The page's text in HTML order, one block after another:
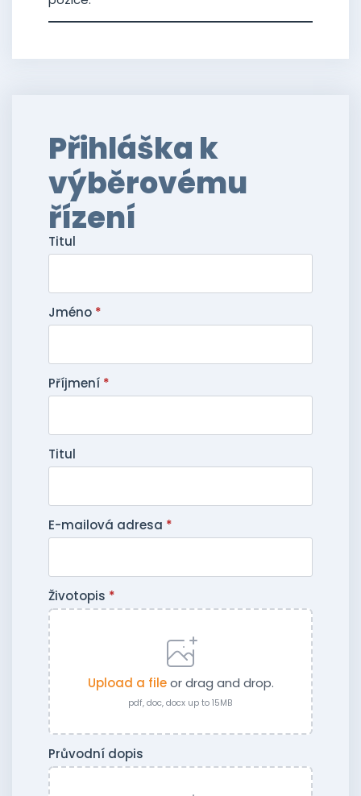
Přihláška k
výběrovému
řízení
Titul
Jméno *
Příjmení *
Titul
E-mailová adresa *
Životopis *
Upload a fileor drag and drop.
pdf, doc, docx up to 15MB
Průvodní dopis